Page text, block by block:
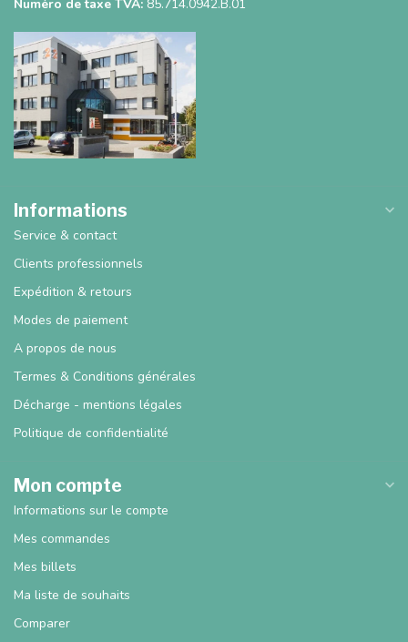
Numéro de taxe TVA: 85.714.0942.B.01
Informations
Service & contact
Clients professionnels
Expédition & retours
Modes de paiement
A propos de nous
Termes & Conditions générales
Décharge - mentions légales
Politique de confidentialité
Mon compte
Informations sur le compte
Mes commandes
Mes billets
Ma liste de souhaits
Comparer